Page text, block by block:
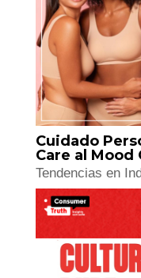
Consumo
Boom del
Digital
Tendencias en